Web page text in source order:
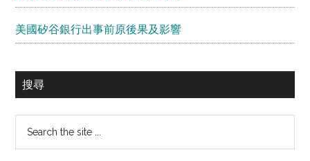
美國矽谷銀行出事前原後果及影響
搜尋